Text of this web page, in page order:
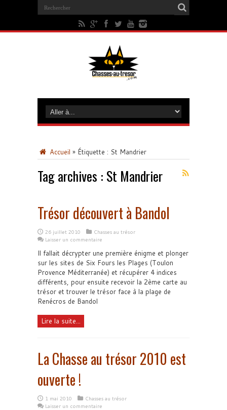
Accueil » Étiquette : St Mandrier
Tag archives : St Mandrier
Trésor découvert à Bandol
26 juillet 2010
Chasses au trésor
Laisser un commentaire
Il fallait décrypter une première énigme et plonger
sur les sites de Six Fours les Plages (Toulon
Provence Méditerranée) et récupérer 4 indices
différents, pour ensuite recevoir la 2ème carte au
trésor et trouver le trésor face à la plage de
Renécros de Bandol
Lire la suite...
La Chasse au trésor 2010 est
ouverte !
1 mai 2010
Chasses au trésor
Laisser un commentaire